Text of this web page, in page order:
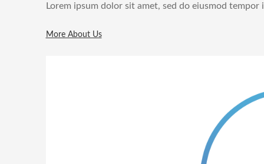
Lorem ipsum dolor sit amet, sed do eiusmod
More About Us